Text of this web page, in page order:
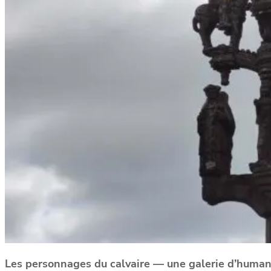
Les personnages du calvaire — une galerie